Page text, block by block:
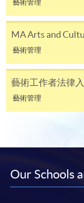
往報名中心或
報讀同一學
學院為學歷頒
用於一般學歷
課程負責人會
(「通知」)，
心或以郵遞
何疑問，請詳閱個
人或報名中心。
藝術管理
MA Arts and
藝術管理
藝術工作者法律
藝術管理
Our Schools